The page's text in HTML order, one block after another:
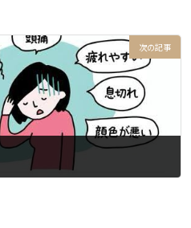
次の記事